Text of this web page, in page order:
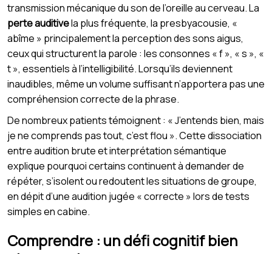
transmission mécanique du son de l’oreille au cerveau. La
perte auditivela plus fréquente, la presbyacousie, «
abîme » principalement la perception des sons aigus,
ceux qui structurent la parole : les consonnes « f », « s », «
t », essentiels à l’intelligibilité. Lorsqu’ils deviennent
inaudibles, même un volume suffisant n’apportera pas une
compréhension correcte de la phrase.
De nombreux patients témoignent : « J’entends bien, mais
je ne comprends pas tout, c’est flou ». Cette dissociation
entre audition brute et interprétation sémantique
explique pourquoi certains continuent à demander de
répéter, s’isolent ou redoutent les situations de groupe,
en dépit d’une audition jugée « correcte » lors de tests
simples en cabine.
Comprendre : un défi cognitif bien